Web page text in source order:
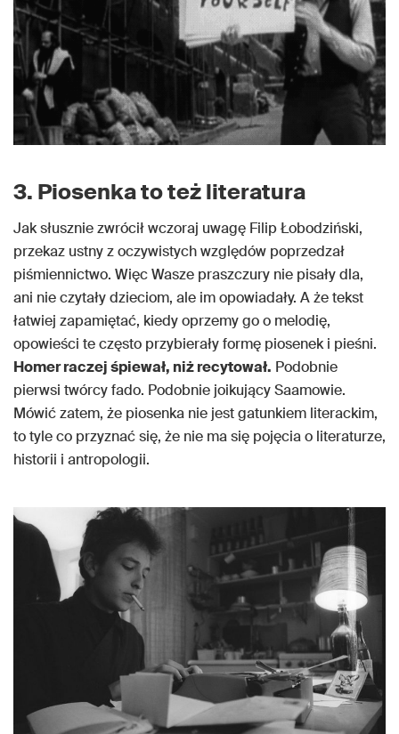
3. Piosenka to też literatura
Jak słusznie zwrócił wczoraj uwagę Filip Łobodziński,
przekaz ustny z oczywistych względów poprzedzał
piśmiennictwo. Więc Wasze praszczury nie pisały dla,
ani nie czytały dzieciom, ale im opowiadały. A że tekst
łatwiej zapamiętać, kiedy oprzemy go o melodię,
opowieści te często przybierały formę piosenek i pieśni.
Homer raczej śpiewał, niż recytował. Podobnie
pierwsi twórcy fado. Podobnie joikujący Saamowie.
Mówić zatem, że piosenka nie jest gatunkiem literackim,
to tyle co przyznać się, że nie ma się pojęcia o literaturze,
historii i antropologii.